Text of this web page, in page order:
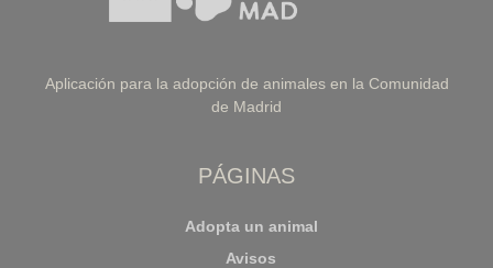
Aplicación para la adopción de animales en la Comunidad
de Madrid
PÁGINAS
Adopta un animal
Avisos